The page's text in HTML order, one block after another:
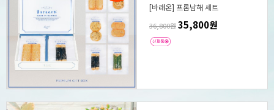
[바래온] 프롬남해 세트
36,800원35,800원